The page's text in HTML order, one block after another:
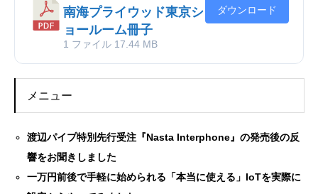
南海プライウッド東京シ
ョールーム冊子
1 ファイル 17.44 MB
ダウンロード
メニュー
渡辺パイプ特別先行受注『Nasta Interphone』の発売後の反
響をお聞きしました
一万円前後で手軽に始められる「本当に使える」IoTを実際に